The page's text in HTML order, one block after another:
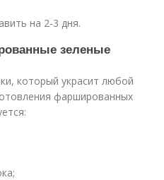
на 2-3 дня.
зеленые
который украсит любой
фаршированных